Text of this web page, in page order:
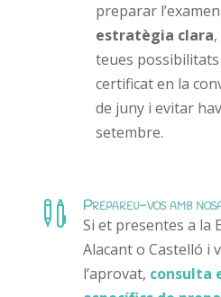
preparar
estratègia clara
teues possibilitats
certificat en la
de juny i evitar
setembre.
 Prepareu-vos amb
Si et presentes a la
Alacant o Castelló i
l’aprovat, consulta